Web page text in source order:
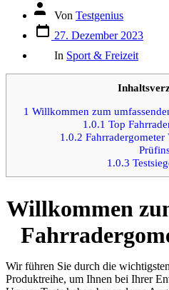
Autor
Beitrags
Von Testgenius
Datum
des
Beitrags
27. Dezember 2023
In Sport & Freizeit
1 Willkommen zum
1.0.1 Top
1.0.2
1.0.3
Willkommen
Wir führen Sie durch die
Produktreihe, um Ihnen bei Ihrer